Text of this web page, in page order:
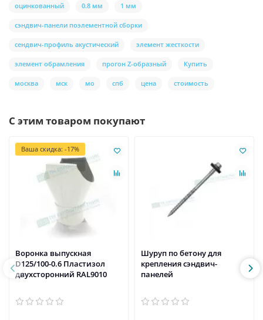
оцинкованный 0.8 мм 1 мм
сэндвич-панели поэлементной сборки
сендвич-профиль акустический элемент жесткости
элемент обрамления прогон Z-образный Купить
москва мск мо спб цена стоимость
С этим товаром покупают
Ваша скидка: -17%
Воронка выпускная
D125/100-0.6 Пластизол
двухсторонний RAL9010
Шуруп по бетону для
крепления сэндвич-
панелей